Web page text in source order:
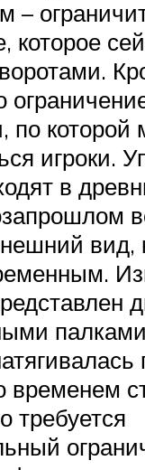
–
которое
по которой
игроки.
в
вид,
временем
требуется